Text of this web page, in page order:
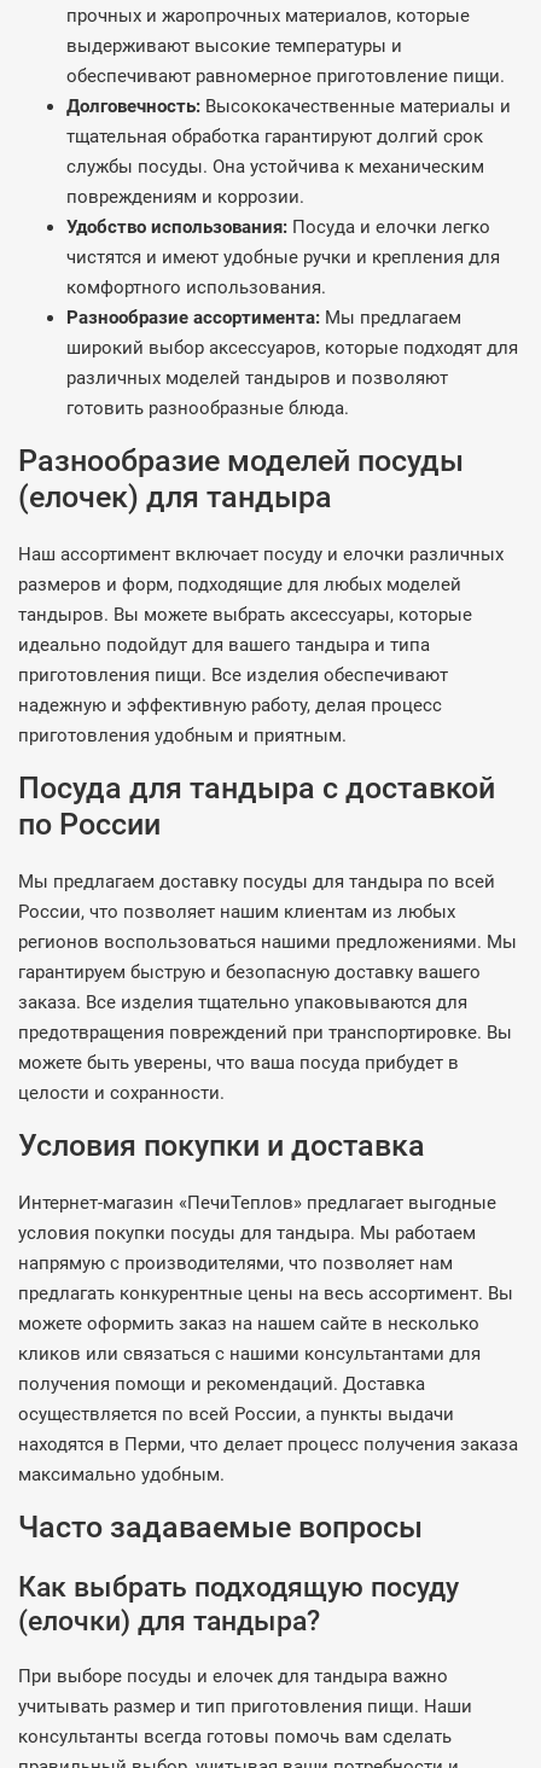
прочных и жаропрочных материалов, которые
выдерживают высокие температуры и
обеспечивают равномерное приготовление пищи.
Долговечность: Высококачественные материалы и
тщательная обработка гарантируют долгий срок
службы посуды. Она устойчива к механическим
повреждениям и коррозии.
Удобство использования: Посуда и елочки легко
чистятся и имеют удобные ручки и крепления для
комфортного использования.
Разнообразие ассортимента: Мы предлагаем
широкий выбор аксессуаров, которые подходят для
различных моделей тандыров и позволяют
готовить разнообразные блюда.
Разнообразие моделей посуды
(елочек) для тандыра
Наш ассортимент включает посуду и елочки различных
размеров и форм, подходящие для любых моделей
тандыров. Вы можете выбрать аксессуары, которые
идеально подойдут для вашего тандыра и типа
приготовления пищи. Все изделия обеспечивают
надежную и эффективную работу, делая процесс
приготовления удобным и приятным.
Посуда для тандыра с доставкой
по России
Мы предлагаем доставку посуды для тандыра по всей
России, что позволяет нашим клиентам из любых
регионов воспользоваться нашими предложениями. Мы
гарантируем быструю и безопасную доставку вашего
заказа. Все изделия тщательно упаковываются для
предотвращения повреждений при транспортировке. Вы
можете быть уверены, что ваша посуда прибудет в
целости и сохранности.
Условия покупки и доставка
Интернет-магазин «ПечиТеплов» предлагает выгодные
условия покупки посуды для тандыра. Мы работаем
напрямую с производителями, что позволяет нам
предлагать конкурентные цены на весь ассортимент. Вы
можете оформить заказ на нашем сайте в несколько
кликов или связаться с нашими консультантами для
получения помощи и рекомендаций. Доставка
осуществляется по всей России, а пункты выдачи
находятся в Перми, что делает процесс получения заказа
максимально удобным.
Часто задаваемые вопросы
Как выбрать подходящую посуду
(елочки) для тандыра?
При выборе посуды и елочек для тандыра важно
учитывать размер и тип приготовления пищи. Наши
консультанты всегда готовы помочь вам сделать